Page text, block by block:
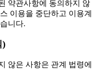
약관사항에 동의하지 않
이용을 중단하고 이용계
니다.
)
않은 사항은 관계 법령에